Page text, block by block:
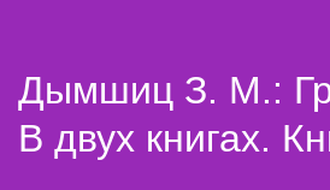
Дымшиц З. М.:
В двух книгах.